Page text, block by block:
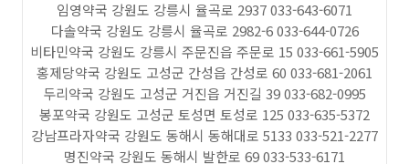
임영약국 강원도 강릉시 율곡로 2937 033-643-6071
다솔약국 강원도 강릉시 율곡로 2982-6 033-644-0726
비타민약국 강원도 강릉시 주문진읍 주문로 15 033-661-5905
홍제당약국 강원도 고성군 간성읍 간성로 60 033-681-2061
두리약국 강원도 고성군 거진읍 거진길 39 033-682-0995
봉포약국 강원도 고성군 토성면 토성로 125 033-635-5372
강남프라자약국 강원도 동해시 동해대로 5133 033-521-2277
명진약국 강원도 동해시 발한로 69 033-533-6171